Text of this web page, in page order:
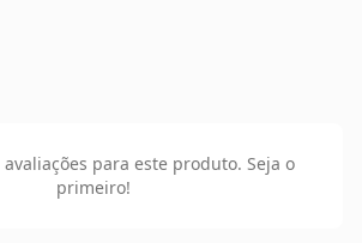
para este produto. Seja o
primeiro!